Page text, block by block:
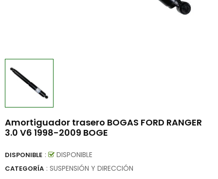
Amortiguador trasero BOGAS FORD RANGER
3.0 V6 1998-2009 BOGE
DISPONIBLE : DISPONIBLE
CATEGORÍA : SUSPENSIÓN Y DIRECCIÓN